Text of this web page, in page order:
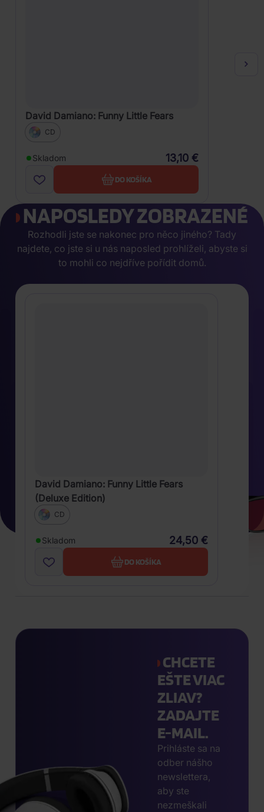
David Damiano: Funny Little Fears
CD
Skladom 13,10 €
DO KOŠÍKA
NAPOSLEDY ZOBRAZENÉ
Rozhodli jste se nakonec pro něco jiného? Tady
najdete, co jste si u nás naposled prohlíželi, abyste si
to mohli co nejdříve pořídit domů.
David Damiano: Funny Little Fears
(Deluxe Edition)
CD
Skladom 24,50 €
DO KOŠÍKA
CHCETE
EŠTE VIAC
ZLIAV?
ZADAJTE
E-MAIL.
Prihláste sa na
odber nášho
newslettera,
aby ste
nezmeškali